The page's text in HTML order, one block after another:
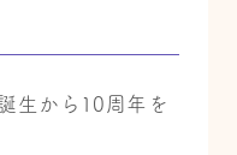
生から10周年を